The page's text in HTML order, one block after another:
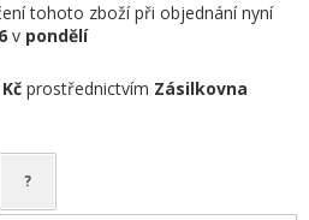
tohoto zboží při objednání nyní
v pondělí
prostřednictvím Zásilkovna
?